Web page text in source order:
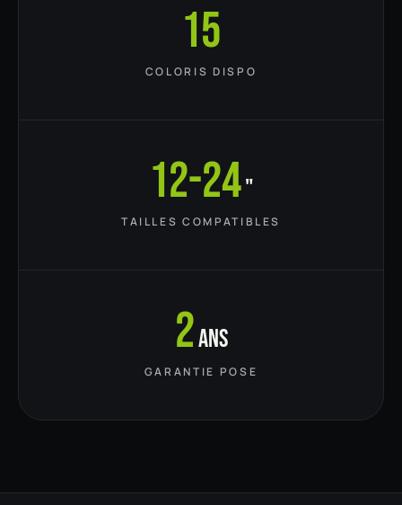
15
COLORIS DISPO
12-24"
TAILLES COMPATIBLES
2ans
GARANTIE POSE